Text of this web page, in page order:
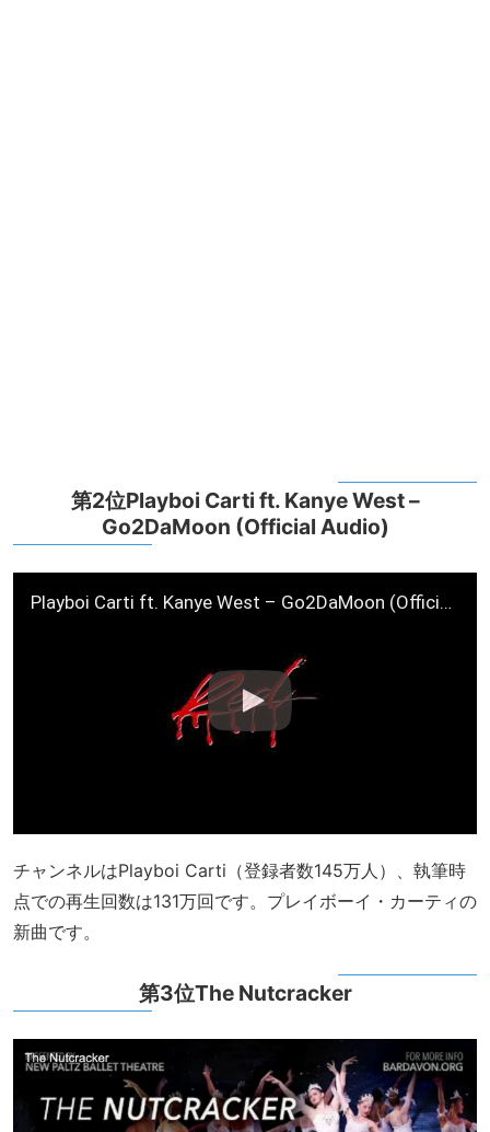
第2位Playboi Carti ft. Kanye West –
Go2DaMoon (Official Audio)
Playboi Carti ft. Kanye West – Go2DaMoon (Official Audio)
チャンネルはPlayboi Carti（登録者数145万人）、執筆時
点での再生回数は131万回です。プレイボーイ・カーティの
新曲です。
第3位The Nutcracker